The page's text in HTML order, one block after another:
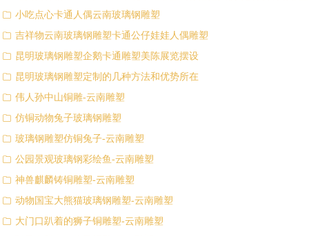
ꁥ 小吃点心卡通人偶云南玻璃钢雕塑
ꁥ 吉祥物云南玻璃钢雕塑卡通公仔娃娃人偶雕塑
ꁥ 昆明玻璃钢雕塑企鹅卡通雕塑美陈展览摆设
ꁥ 昆明玻璃钢雕塑定制的几种方法和优势所在
ꁥ 伟人孙中山铜雕-云南雕塑
ꁥ 仿铜动物兔子玻璃钢雕塑
ꁥ 玻璃钢雕塑仿铜兔子-云南雕塑
ꁥ 公园景观玻璃钢彩绘鱼-云南雕塑
ꁥ 神兽麒麟铸铜雕塑-云南雕塑
ꁥ 动物国宝大熊猫玻璃钢雕塑-云南雕塑
ꁥ 大门口趴着的狮子铜雕塑-云南雕塑